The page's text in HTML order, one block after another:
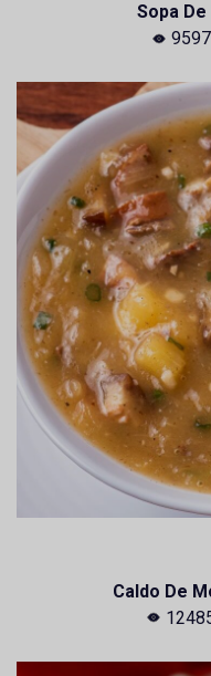
Sopa
9597
Caldo De